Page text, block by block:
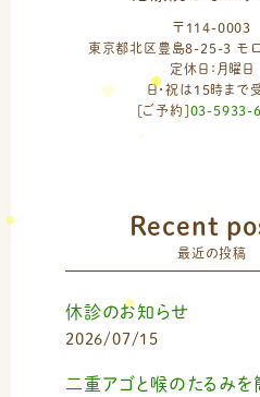
〒114-0003
東京都北区豊島8-25-3 モロ
定休日：月曜日
日・祝は15時まで
[ご予約] 03-5933-
Recent
最近の投稿
休診のお知らせ
2026/07/15